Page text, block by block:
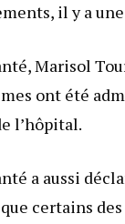
il y a
Marisol
ont été
l’hôpital.
a aussi
certains